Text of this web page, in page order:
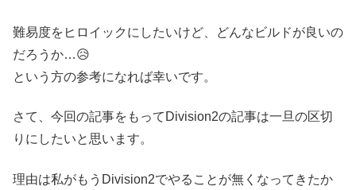
難易度をヒロイックにしたいけど、どんなビルドが良いの
だろうか…😥
という方の参考になれば幸いです。
さて、今回の記事をもってDivision2の記事は一旦の区切
りにしたいと思います。
理由は私がもうDivision2でやることが無くなってきたか